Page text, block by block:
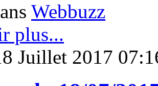
Webbuzz
plus...
Juillet 2017